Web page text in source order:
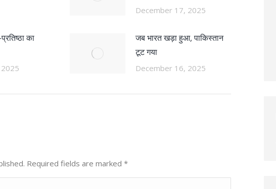
December 17, 2025
का
जब भारत खड़ा हुआ, पाकिस्तान
टूट गया
December 16, 2025
Required fields are marked *